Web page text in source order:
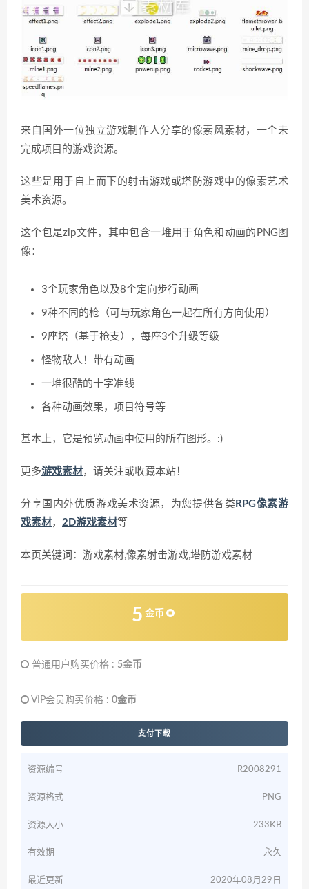
来自国外一位独立游戏制作人分享的像素风素材，一个未
完成项目的游戏资源。
这些是用于自上而下的射击游戏或塔防游戏中的像素艺术
美术资源。
这个包是zip文件，其中包含一堆用于角色和动画的PNG图
像：
3个玩家角色以及8个定向步行动画
9种不同的枪（可与玩家角色一起在所有方向使用）
9座塔（基于枪支），每座3个升级等级
怪物敌人！带有动画
一堆很酷的十字准线
各种动画效果，项目符号等
基本上，它是预览动画中使用的所有图形。:)
更多游戏素材，请关注或收藏本站！
分享国内外优质游戏美术资源，为您提供各类 RPG像素游
戏素材， 2D游戏素材等
本页关键词：游戏素材,像素射击游戏,塔防游戏素材
5 金币
普通用户购买价格 : 5金币
VIP会员购买价格 : 0金币
支付下载
资源编号 R2008291
资源格式 PNG
资源大小 233KB
有效期 永久
最近更新 2020年08月29日